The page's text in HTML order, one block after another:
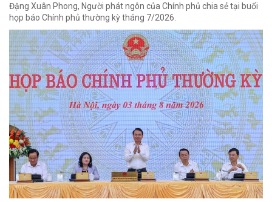
Đặng Xuân Phong, Người phát ngôn của Chính phủ chia sẻ tại buổi
họp báo Chính phủ thường kỳ tháng 7/2026.